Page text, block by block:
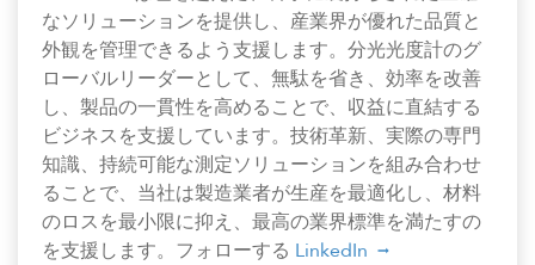
なソリューションを提供し、産業界が優れた品質と
外観を管理できるよう支援します。分光光度計のグ
ローバルリーダーとして、無駄を省き、効率を改善
し、製品の一貫性を高めることで、収益に直結する
ビジネスを支援しています。技術革新、実際の専門
知識、持続可能な測定ソリューションを組み合わせ
ることで、当社は製造業者が生産を最適化し、材料
のロスを最小限に抑え、最高の業界標準を満たすの
を支援します。フォローする LinkedIn